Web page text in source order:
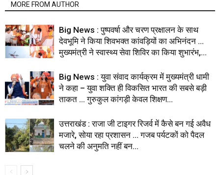
MORE FROM AUTHOR
Big News : पुष्पवर्षा और चरण प्रक्षालन के साथ
देवभूमि ने किया शिवभक्त कांवड़ियों का अभिनंदन …
मुख्यमंत्री ने स्वास्थ्य सेवा शिविर का किया शुभारंभ,...
Big News : युवा संवाद कार्यक्रम में मुख्यमंत्री धामी
ने कहा – युवा शक्ति ही विकसित भारत की सबसे बड़ी
ताकत … गुरुकुल कांगड़ी केवल शिक्षण...
उत्तराखंड : राजा जी टाइगर रिजर्व में कैसे बन गई अवैध
मजारे, सोया रहा प्रशासन … गजब पर्यटकों को पैदल
चलने की अनुमति नहीं बन...